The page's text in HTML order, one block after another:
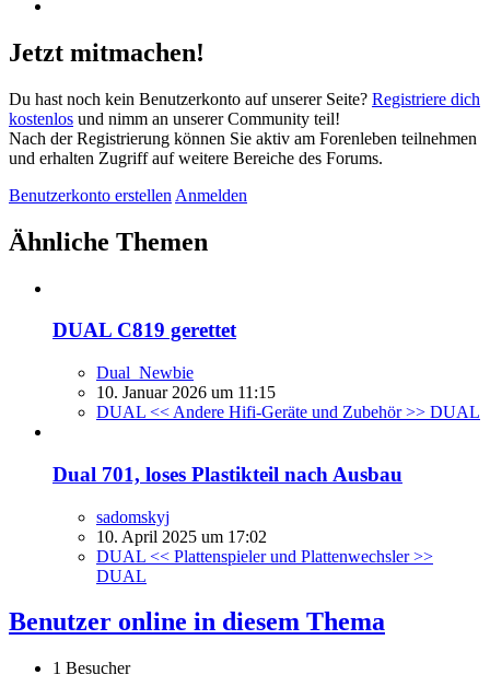
Jetzt mitmachen!
Du hast noch kein Benutzerkonto auf unserer Seite? Registriere dich
kostenlos und nimm an unserer Community teil!
Nach der Registrierung können Sie aktiv am Forenleben teilnehmen
und erhalten Zugriff auf weitere Bereiche des Forums.
Benutzerkonto erstellen Anmelden
Ähnliche Themen
DUAL C819 gerettet
Dual_Newbie
10. Januar 2026 um 11:15
DUAL << Andere Hifi-Geräte und Zubehör >> DUAL
Dual 701, loses Plastikteil nach Ausbau
sadomskyj
10. April 2025 um 17:02
DUAL << Plattenspieler und Plattenwechsler >>
DUAL
Benutzer online in diesem Thema
1 Besucher